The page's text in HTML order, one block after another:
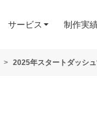
サービス 制作実
2025年スタートダッシ